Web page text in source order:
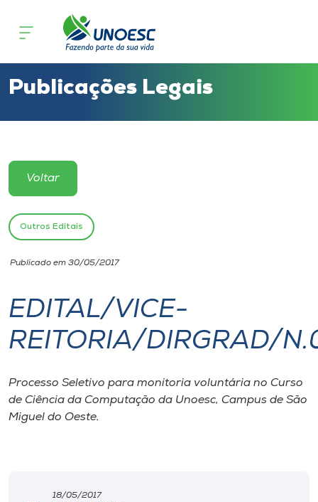
Cursos
Atendimento ao Estudante
Portal de Ensino
Unoesc
Internacionalização
I.nova
Diplomados
Publicações Legais
Voltar
Outros Editais
Publicado em 30/05/2017
EDITAL/VICE-
REITORIA/DIRGRAD/
Processo Seletivo para monitoria voluntária no Curso
de Ciência da Computação da Unoesc, Campus de São
Miguel do Oeste.
18/05/2017